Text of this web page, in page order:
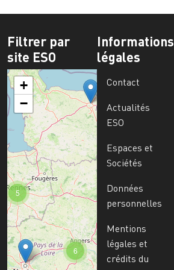
Filtrer par
site ESO
6
5
+
−
Informations
légales
Contact
Actualités
ESO
Espaces et
Sociétés
Données
personnelles
Mentions
légales et
crédits du